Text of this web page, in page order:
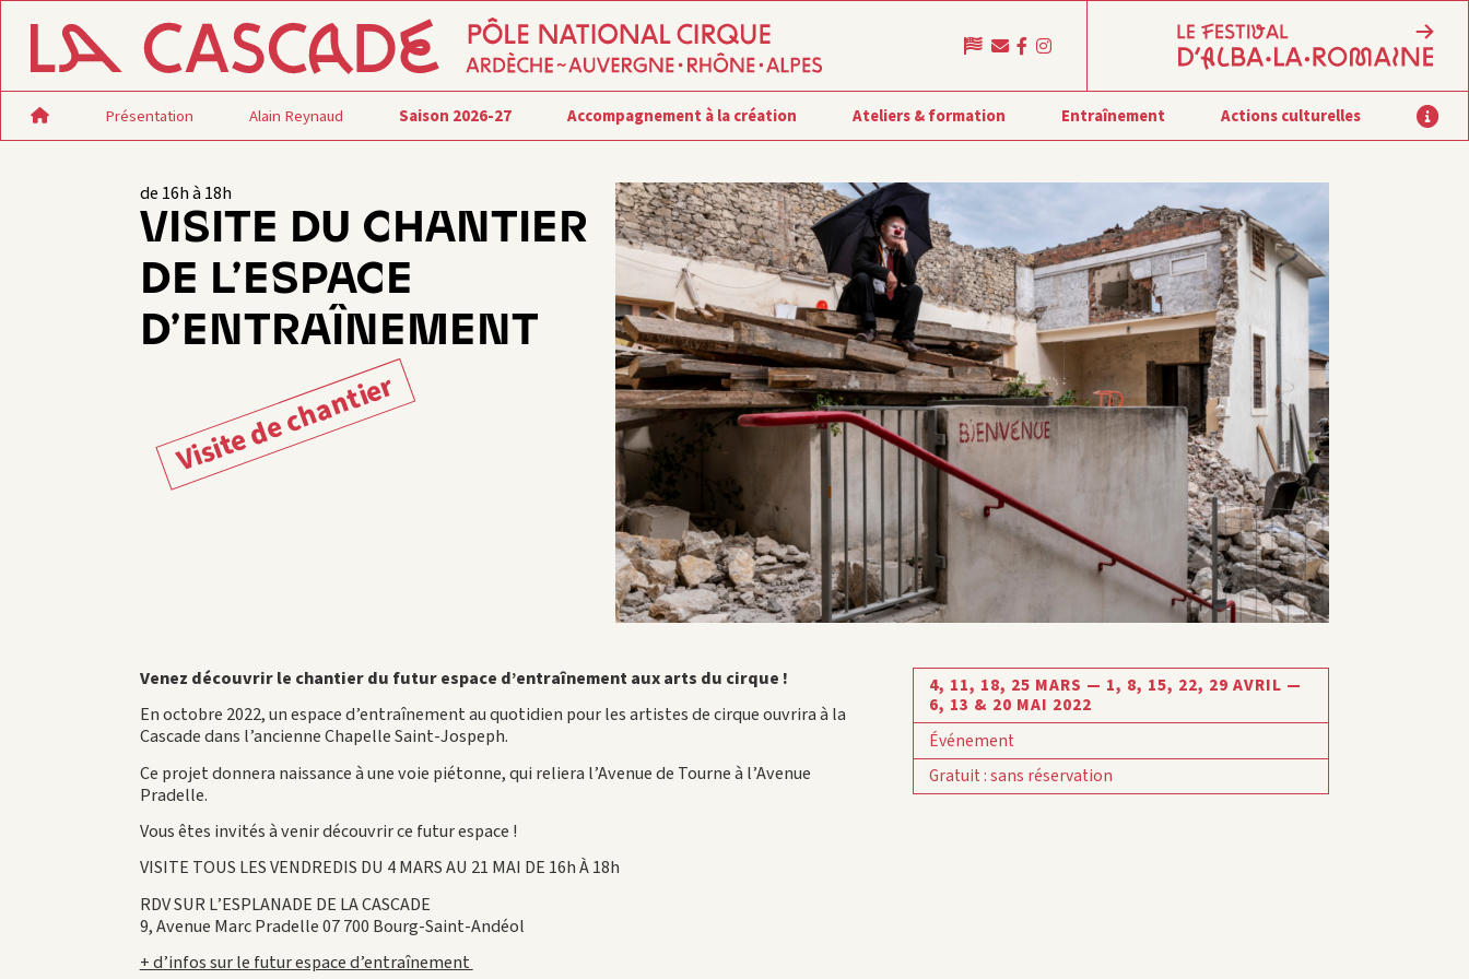
Présentation Alain Reynaud Saison 2026-27 Accompagnement à la création Ateliers & formation Entraînement Actions culturelles
de 16h à 18h
VISITE DU CHANTIER
DE L’ESPACE
D’ENTRAÎNEMENT
Visite de chantier
Venez découvrir le chantier du futur espace d’entraînement aux arts du cirque !
En octobre 2022, un espace d’entraînement au quotidien pour les artistes de cirque ouvrira à la
Cascade dans l’ancienne Chapelle Saint-Jospeph.
Ce projet donnera naissance à une voie piétonne, qui reliera l’Avenue de Tourne à l’Avenue
Pradelle.
Vous êtes invités à venir découvrir ce futur espace !
VISITE TOUS LES VENDREDIS DU 4 MARS AU 21 MAI DE 16h À 18h
RDV SUR L’ESPLANADE DE LA CASCADE
9, Avenue Marc Pradelle 07 700 Bourg-Saint-Andéol
+ d’infos sur le futur espace d’entraînement
4, 11, 18, 25 MARS — 1, 8, 15, 22, 29 AVRIL —
6, 13 & 20 MAI 2022
Événement
Gratuit :sans réservation